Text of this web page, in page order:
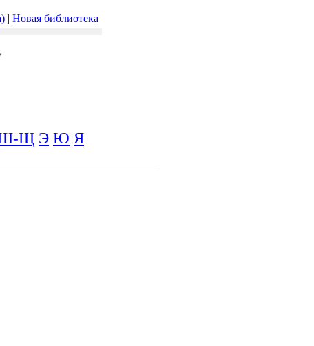
| Новая библиотека
Щ Э Ю Я